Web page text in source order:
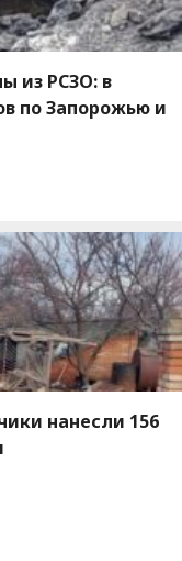
из РСЗО: в
по Запорожью и
нанесли 156